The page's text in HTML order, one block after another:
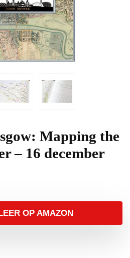
Mapping the
– 16 december
OP AMAZON